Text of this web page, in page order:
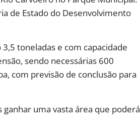
de Estado do Desenvolvimento
toneladas e com capacidade
sendo necessárias 600
com previsão de conclusão para
uma vasta área que poderá